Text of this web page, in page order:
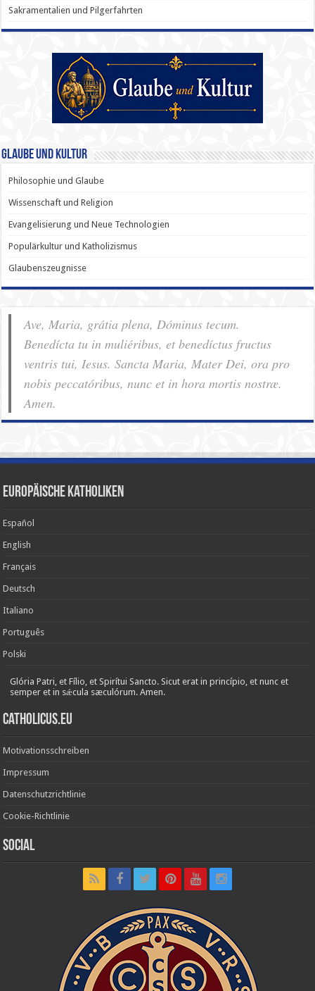
Sakramentalien und Pilgerfahrten
Glaube und Kultur
Philosophie und Glaube
Wissenschaft und Religion
Evangelisierung und Neue Technologien
Populärkultur und Katholizismus
Glaubenszeugnisse
Ave, Maria, grátia plena, Dóminus tecum.
Benedícta tu in muliéribus, et benedíctus fructus
ventris tui, Iesus. Sancta Maria, Mater Dei, ora pro
nobis pec­ca­tóribus, nunc et in hora mortis nostræ.
Amen.
Europäische Katholiken
Español
English
Français
Deutsch
Italiano
Português
Polski
Glória Patri, et Fílio, et Spirítui Sancto. Sicut erat in princípio, et nunc et
semper et in sǽcula sæculórum. Amen.
Catholicus.eu
Motivationsschreiben
Impressum
Datenschutzrichtlinie
Cookie-Richtlinie
Social